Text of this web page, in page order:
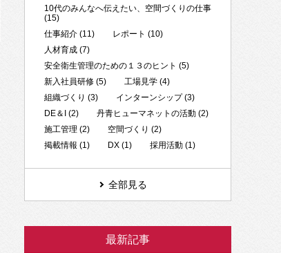
10代のみんなへ伝えたい、空間づくりの仕事
(15)
仕事紹介 (11)
レポート (10)
人材育成 (7)
安全衛生管理のための１３のヒント (5)
新入社員研修 (5)
工場見学 (4)
組織づくり (3)
インターンシップ (3)
DE＆I (2)
丹青ヒューマネットの活動 (2)
施工管理 (2)
空間づくり (2)
掲載情報 (1)
DX (1) 採用活動 (1)
全部見る
最新記事